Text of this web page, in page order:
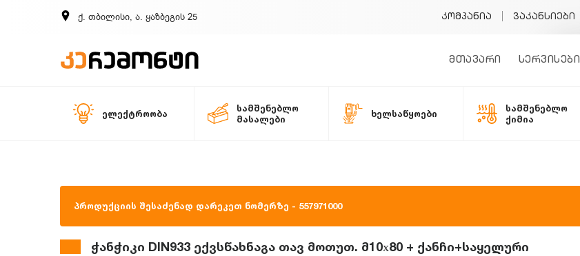
ქ. თბილისი, ა. ყაზბეგის 25 კომპანია ვაკანსიები
მთავარი სერვისები
ელექტროობა
სამშენებლო
მასალები
ხელსაწყოები
სამშენებლო
ქიმია
პროდუქციის შესაძენად დარეკეთ ნომერზე - 557971000
ჭანჭიკი DIN933 ექვსწახნაგა თავ მოთუთ. მ10х80 + ქანჩი+საყელური